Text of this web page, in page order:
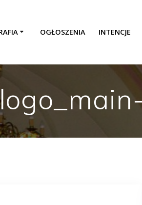
OGŁOSZENIA INTENCJE